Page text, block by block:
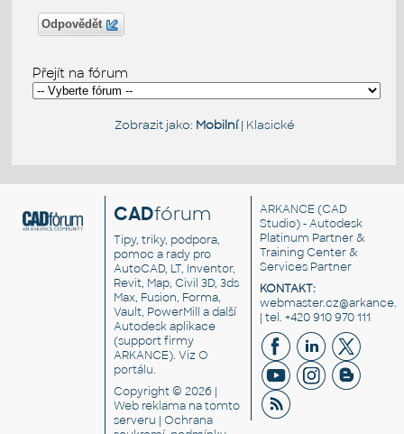
Odpovědět
Přejít na fórum
Zobrazit jako: Mobilní| Klasické
CADfórum
Tipy, triky, podpora,
pomoc a rady pro
AutoCAD, LT, Inventor,
Revit, Map, Civil 3D, 3ds
Max, Fusion, Forma,
Vault, PowerMill a další
Autodesk aplikace
(support firmy
ARKANCE). VizO
portálu.
Copyright © 2026 |
Web reklama na tomto
serveru |Ochrana
ARKANCE (CAD
Studio) - Autodesk
Platinum Partner &
Training Center &
Services Partner
KONTAKT:
| tel. +420 910 970 111